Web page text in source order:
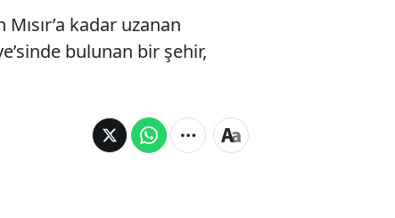
kadar uzanan
bulunan bir şehir,